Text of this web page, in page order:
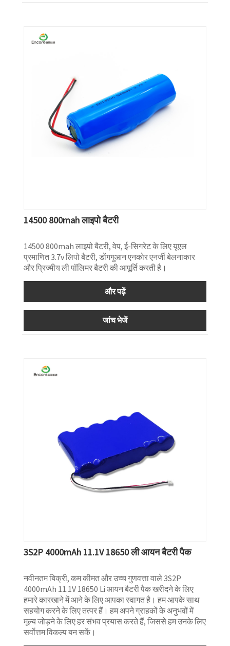
14500 800mah लाइपो बैटरी
14500 800mah लाइपो बैटरी, वेप, ई-सिगरेट के लिए यूएल
प्रमाणित 3.7v लिपो बैटरी, डोंगगुआन एनकोर एनर्जी बेलनाकार
और प्रिज्मीय ली पॉलिमर बैटरी की आपूर्ति करती है।
और पढ़ें
जांच भेजें
3S2P 4000mAh 11.1V 18650 ली आयन बैटरी पैक
नवीनतम बिक्री, कम कीमत और उच्च गुणवत्ता वाले 3S2P
4000mAh 11.1V 18650 Li आयन बैटरी पैक खरीदने के लिए
हमारे कारखाने में आने के लिए आपका स्वागत है। हम आपके साथ
सहयोग करने के लिए तत्पर हैं। हम अपने ग्राहकों के अनुभवों में
मूल्य जोड़ने के लिए हर संभव प्रयास करते हैं, जिससे हम उनके लिए
सर्वोत्तम विकल्प बन सकें।